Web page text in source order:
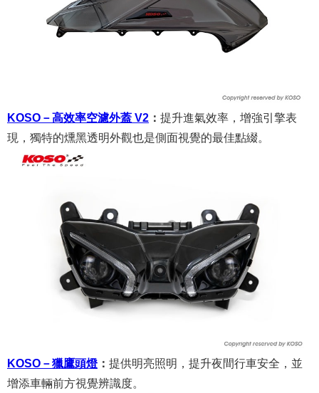
KOSO－高效率空濾外蓋 V2 ： 提升進氣效率，增強引擎表
現，獨特的燻黑透明外觀也是側面視覺的最佳點綴。
KOSO－獵鷹頭燈： 提供明亮照明，提升夜間行車安全，並
增添車輛前方視覺辨識度。